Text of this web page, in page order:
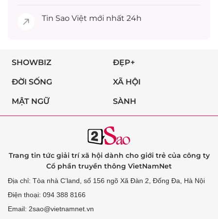
Tin Sao Việt mới nhất 24h
SHOWBIZ ĐẸP+
ĐỜI SỐNG XÃ HỘI
MẬT NGỮ SÀNH
Trang tin tức giải trí xã hội dành cho giới trẻ của công ty
Cổ phần truyền thông VietNamNet
Địa chỉ: Tòa nhà C’land, số 156 ngõ Xã Đàn 2, Đống Đa, Hà Nội
Điện thoại: 094 388 8166
Email: 2sao@vietnamnet.vn